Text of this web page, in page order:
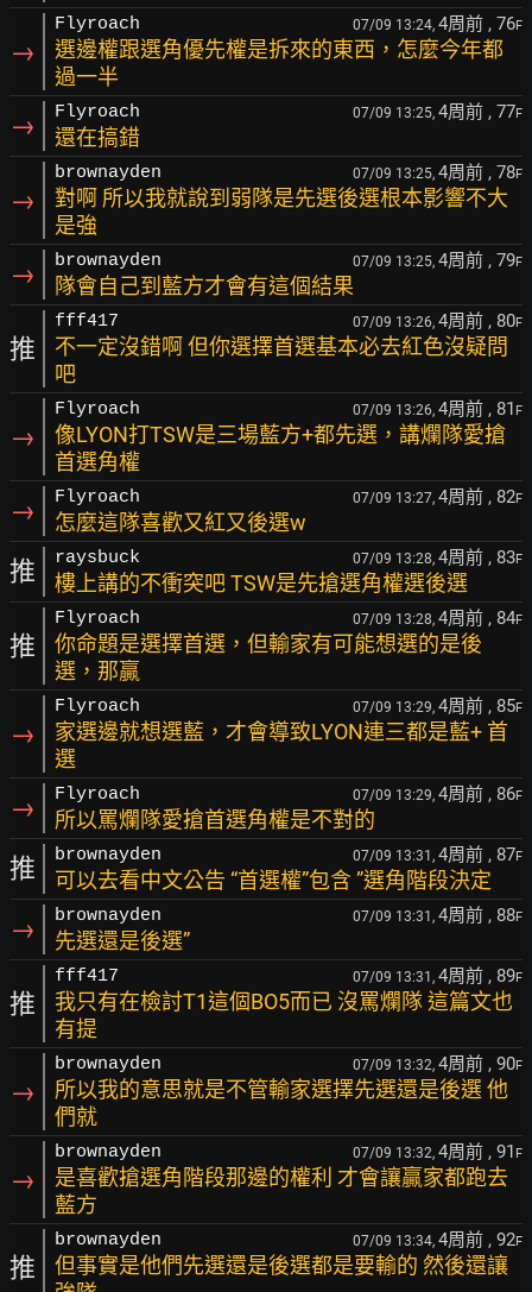
→
Flyroach 07/09 13:24, 4周前 , 76F
選邊權跟選角優先權是拆來的東西，怎麼今年都
過一半
→ Flyroach 07/09 13:25, 4周前 , 77F
還在搞錯
→
brownayden 07/09 13:25, 4周前 , 78F
對啊 所以我就說到弱隊是先選後選根本影響不大
是強
→ brownayden 07/09 13:25, 4周前 , 79F
隊會自己到藍方才會有這個結果
推
fff417 07/09 13:26, 4周前 , 80F
不一定沒錯啊 但你選擇首選基本必去紅色沒疑問
吧
→
Flyroach 07/09 13:26, 4周前 , 81 F
像LYON打TSW是三場藍方+都先選，講爛隊愛搶
首選角權
→ Flyroach 07/09 13:27, 4周前 , 82F
怎麼這隊喜歡又紅又後選w
推 raysbuck 07/09 13:28, 4周前 , 83F
樓上講的不衝突吧 TSW是先搶選角權選後選
推
Flyroach 07/09 13:28, 4周前 , 84F
你命題是選擇首選，但輸家有可能想選的是後
選，那贏
→
Flyroach 07/09 13:29, 4周前 , 85F
家選邊就想選藍，才會導致LYON連三都是藍+ 首
選
→ Flyroach 07/09 13:29, 4周前 , 86F
所以罵爛隊愛搶首選角權是不對的
推 brownayden 07/09 13:31, 4周前 , 87F
可以去看中文公告 “首選權”包含 ”選角階段決定
→ brownayden 07/09 13:31, 4周前 , 88F
先選還是後選”
推
fff417 07/09 13:31, 4周前 , 89F
我只有在檢討T1這個BO5而已 沒罵爛隊 這篇文也
有提
→
brownayden 07/09 13:32, 4周前 , 90F
所以我的意思就是不管輸家選擇先選還是後選 他
們就
→
brownayden 07/09 13:32, 4周前 , 91 F
是喜歡搶選角階段那邊的權利 才會讓贏家都跑去
藍方
推
brownayden 07/09 13:34, 4周前 , 92F
但事實是他們先選還是後選都是要輸的 然後還讓